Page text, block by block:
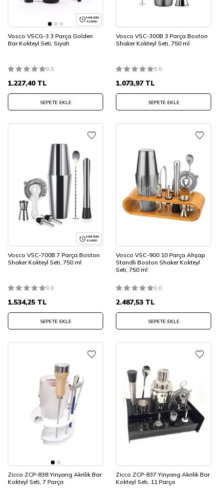
AYNI GÜN
KARGO
Vosco VSCG-3 3 Parça Golden
Bar Kokteyl Seti, Siyah
0.0
1.227,40TL
SEPETE EKLE
Vosco VSC-300B 3 Parça Boston
Shaker Kokteyl Seti, 750 ml
0.0
1.073,97TL
SEPETE EKLE
AYNI GÜN
KARGO
Vosco VSC-700B 7 Parça Boston
Shaker Kokteyl Seti, 750 ml
0.0
1.534,25 TL
SEPETE EKLE
Vosco VSC-900 10 Parça Ahşap
Standlı Boston Shaker Kokteyl
Seti, 750 ml
0.0
2.487,53 TL
SEPETE EKLE
Zicco ZCP-838 Yinyang Akrilik Bar
Kokteyl Seti, 7 Parça
Zicco ZCP-837 Yinyang Akrilik Bar
Kokteyl Seti, 11 Parça